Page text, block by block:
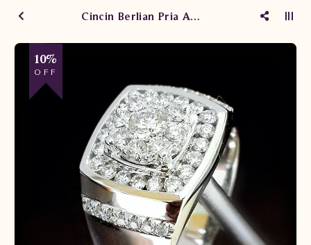
Cincin Berlian Pria ARMC.R602036D dNTN
10%
OFF